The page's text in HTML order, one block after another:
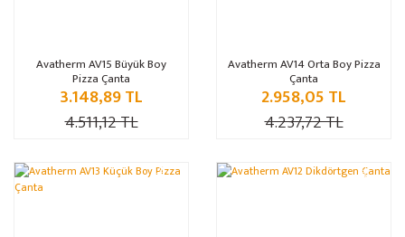
Avatherm AV15 Büyük Boy
Pizza Çanta
3.148,89 TL
4.511,12 TL
Avatherm AV14 Orta Boy Pizza
Çanta
2.958,05 TL
4.237,72 TL
%30 %30